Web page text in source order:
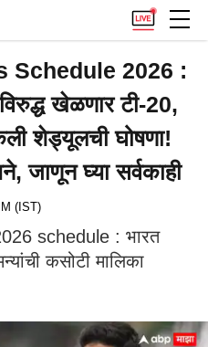
Schedule 2026 :
खेळणार टी-20,
शेड्यूलची घोषणा!
जाणून घ्या सर्वकाही
(IST)
schedule : भारत
कसोटी मालिका